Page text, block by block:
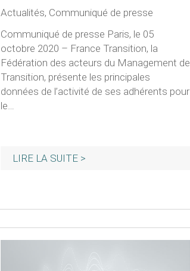
Actualités, Communiqué de presse
Communiqué de presse Paris, le 05
octobre 2020 – France Transition, la
Fédération des acteurs du Management de
Transition, présente les principales
données de l’activité de ses adhérents pour
le…